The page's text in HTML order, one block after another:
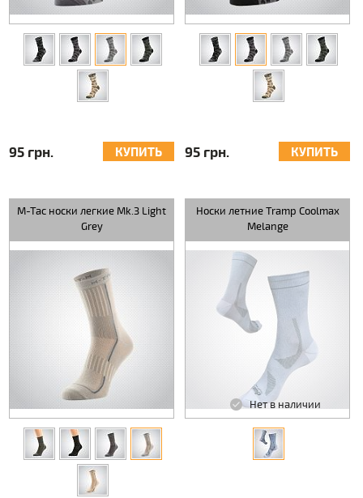
95 грн. КУПИТЬ 95 грн. КУПИТЬ
M-Tac носки легкие Mk.3 Light
Grey
Носки летние Tramp Coolmax
Melange
Нет в наличии